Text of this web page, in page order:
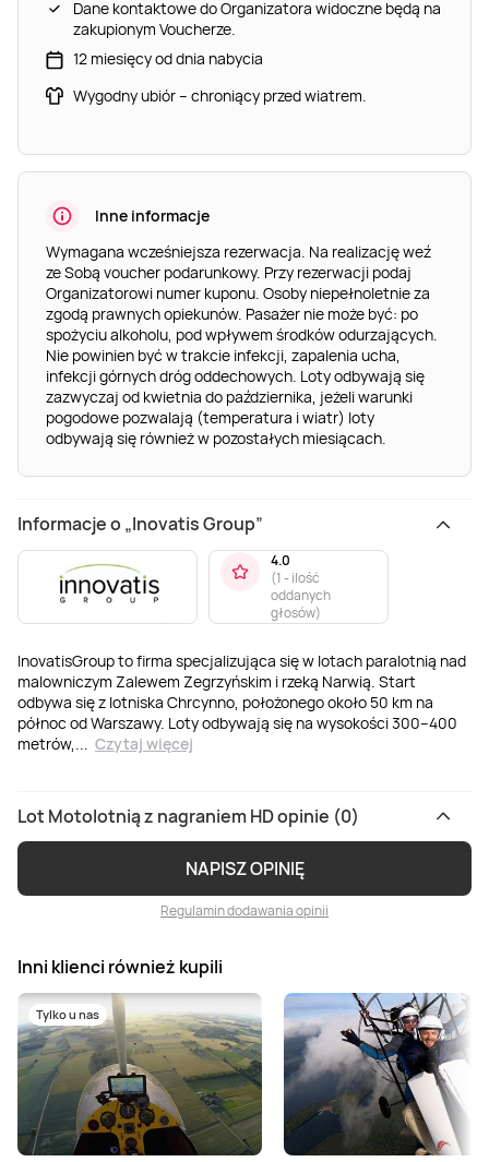
Dane kontaktowe do Organizatora widoczne będą na
zakupionym Voucherze.
12 miesięcy od dnia nabycia
Wygodny ubiór – chroniący przed wiatrem.
Inne informacje
Wymagana wcześniejsza rezerwacja. Na realizację weź
ze Sobą voucher podarunkowy. Przy rezerwacji podaj
Organizatorowi numer kuponu. Osoby niepełnoletnie za
zgodą prawnych opiekunów. Pasażer nie może być: po
spożyciu alkoholu, pod wpływem środków odurzających.
Nie powinien być w trakcie infekcji, zapalenia ucha,
infekcji górnych dróg oddechowych. Loty odbywają się
zazwyczaj od kwietnia do października, jeżeli warunki
pogodowe pozwalają (temperatura i wiatr) loty
odbywają się również w pozostałych miesiącach.
Informacje o „Inovatis Group”
InovatisGroup to firma specjalizująca się w lotach paralotnią nad
malowniczym Zalewem Zegrzyńskim i rzeką Narwią. Start
odbywa się z lotniska Chrcynno, położonego około 50 km na
północ od Warszawy. Loty odbywają się na wysokości 300–400
metrów,
Czytaj więcej
4.0
(1 - ilość
oddanych
głosów)
Lot Motolotnią z nagraniem HD opinie (0)
NAPISZ OPINIĘ
Regulamin dodawania opinii
Inni klienci również kupili
Tylko u nas